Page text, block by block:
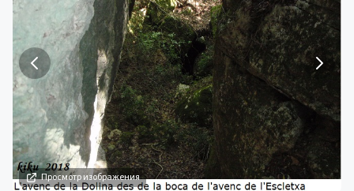
Просмотр изображения